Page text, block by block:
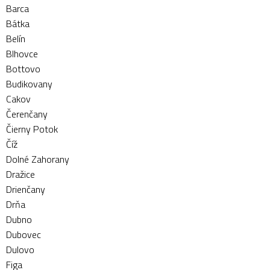
Barca
Bátka
Belín
Blhovce
Bottovo
Budikovany
Cakov
Čerenčany
Čierny Potok
Číž
Dolné Zahorany
Dražice
Drienčany
Drňa
Dubno
Dubovec
Dulovo
Figa